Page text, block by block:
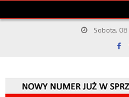
Sobota,